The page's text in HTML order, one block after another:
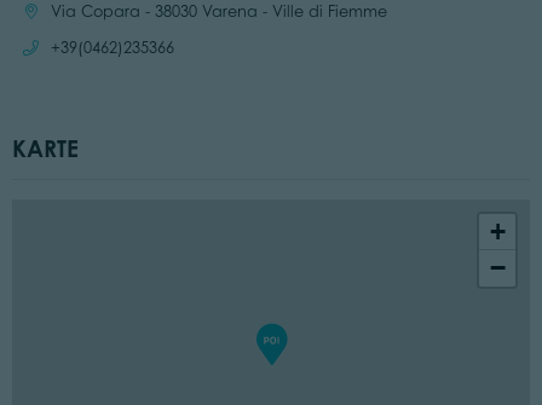
Ort:
Via Copara - 38030 Varena - Ville di Fiemme
Anrufen:
+39(0462)235366
KARTE
+
−